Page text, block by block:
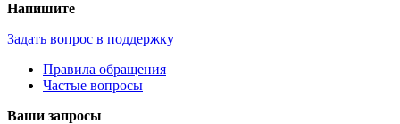
Напишите
Задать вопрос в поддержку
Правила обращения
Частые вопросы
Ваши запросы